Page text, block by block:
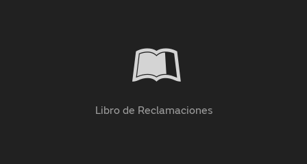
Libro de Reclamaciones